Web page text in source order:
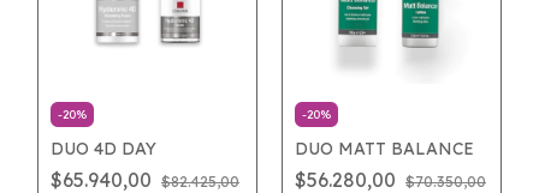
-20%
DUO 4D DAY
$65.940,00 $82.425,00
-20%
DUO MATT BALANCE
$56.280,00 $70.350,00